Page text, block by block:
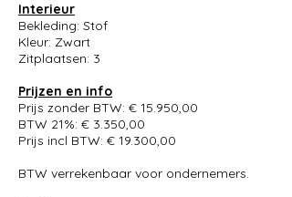
Interieur
Bekleding: Stof
Kleur: Zwart
Zitplaatsen: 3
Prijzen en info
Prijs zonder BTW: € 15.950,00
BTW 21%: € 3.350,00
Prijs incl BTW: € 19.300,00
BTW verrekenbaar voor ondernemers.